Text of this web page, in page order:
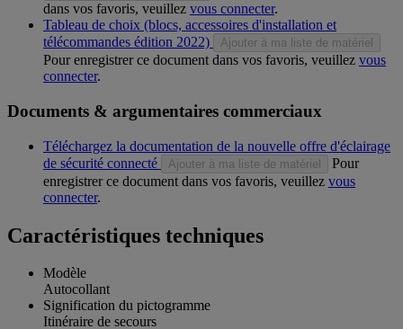
dans vos favoris, veuillez vous connecter.
Tableau de choix (blocs, accessoires d'installation et
télécommandes édition 2022)
Ajouter à ma liste de matériel
Pour enregistrer ce document dans vos favoris, veuillez vous
connecter.
Documents & argumentaires commerciaux
Téléchargez la documentation de la nouvelle offre d'éclairage
de sécurité connecté
Ajouter à ma liste de matériel
Pour
enregistrer ce document dans vos favoris, veuillez vous
connecter.
Caractéristiques techniques
Modèle
Autocollant
Signification du pictogramme
Itinéraire de secours